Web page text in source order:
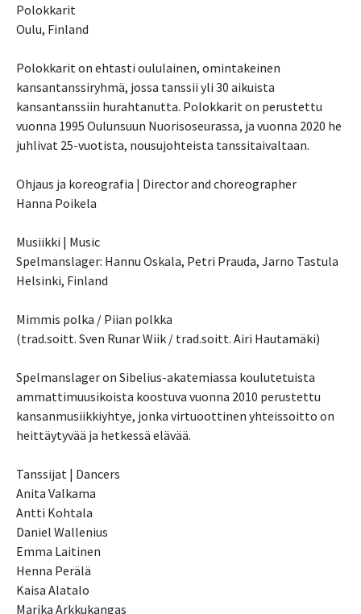
Polokkarit
Oulu, Finland
Polokkarit on ehtasti oululainen, omintakeinen
kansantanssiryhmä, jossa tanssii yli 30 aikuista
kansantanssiin hurahtanutta. Polokkarit on perustettu
vuonna 1995 Oulunsuun Nuorisoseurassa, ja vuonna 2020 he
juhlivat 25-vuotista, nousujohteista tanssitaivaltaan.
Ohjaus ja koreografia | Director and choreographer
Hanna Poikela
Musiikki | Music
Spelmanslager: Hannu Oskala, Petri Prauda, Jarno Tastula
Helsinki, Finland
Mimmis polka / Piian polkka
(trad.soitt. Sven Runar Wiik / trad.soitt. Airi Hautamäki)
Spelmanslager on Sibelius-akatemiassa koulutetuista
ammattimuusikoista koostuva vuonna 2010 perustettu
kansanmusiikkiyhtye, jonka virtuoottinen yhteissoitto on
heittäytyvää ja hetkessä elävää.
Tanssijat | Dancers
Anita Valkama
Antti Kohtala
Daniel Wallenius
Emma Laitinen
Henna Perälä
Kaisa Alatalo
Marika Arkkukangas